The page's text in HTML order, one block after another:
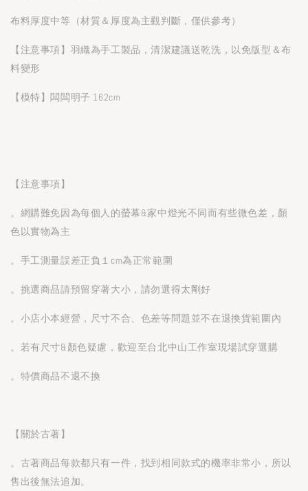
布料厚度中等（材質＆厚度為主觀判斷，僅供參考）
【注意事項】羽織為手工製品，清潔建議送乾洗，以免版型＆布
料變形
【模特】闆闆明子 162cm
【注意事項】
。網購難免因為每個人的螢幕&家中燈光不同而有些微色差，顏
色以實物為主
。手工測量誤差正負１cm為正常範圍
。挑選商品請預留穿著大小，請勿選得太剛好
。小店小本經營，尺寸不合、色差等問題並不在退換貨範圍內
。若有尺寸&顏色疑慮，歡迎至台北中山工作室現場試穿選購
。特價商品不退不換
【關於古著】
。古著商品每款都只有一件，找到相同款式的機率非常小，所以
售出後無法追加。